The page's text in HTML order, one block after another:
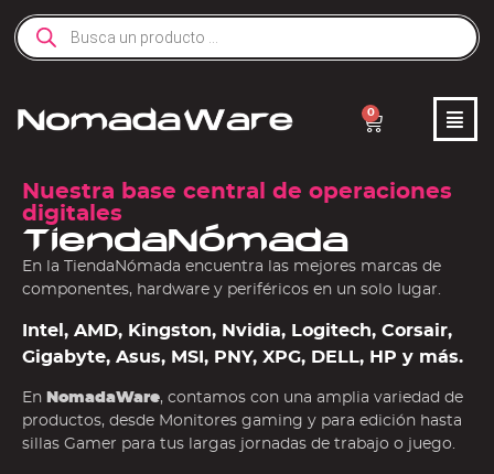
0
Nuestra base central de operaciones
digitales
TiendaNómada
En la TiendaNómada encuentra las mejores marcas de
componentes, hardware y periféricos en un solo lugar.
Intel, AMD, Kingston, Nvidia, Logitech, Corsair,
Gigabyte, Asus, MSI, PNY, XPG, DELL, HP y más.
En NomadaWare, contamos con una amplia variedad de
productos, desde Monitores gaming y para edición hasta
sillas Gamer para tus largas jornadas de trabajo o juego.